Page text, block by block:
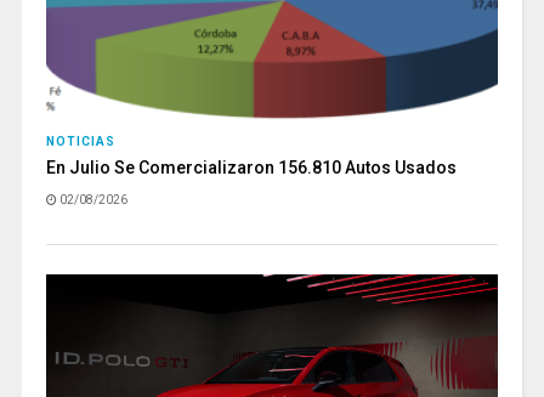
NOTICIAS
En Julio Se Comercializaron 156.810 Autos Usados
02/08/2026